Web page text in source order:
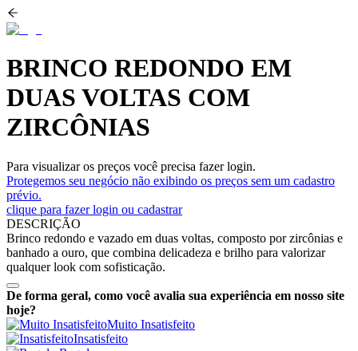
BRINCO REDONDO EM
DUAS VOLTAS COM
ZIRCÔNIAS
Para visualizar os preços você precisa fazer login.
Protegemos seu negócio não exibindo os preços sem um cadastro
prévio.
clique para fazer login ou cadastrar
DESCRIÇÃO
Brinco redondo e vazado em duas voltas, composto por zircônias e
banhado a ouro, que combina delicadeza e brilho para valorizar
qualquer look com sofisticação.
De forma geral, como você avalia sua experiência em nosso site
hoje?
Muito Insatisfeito
Insatisfeito